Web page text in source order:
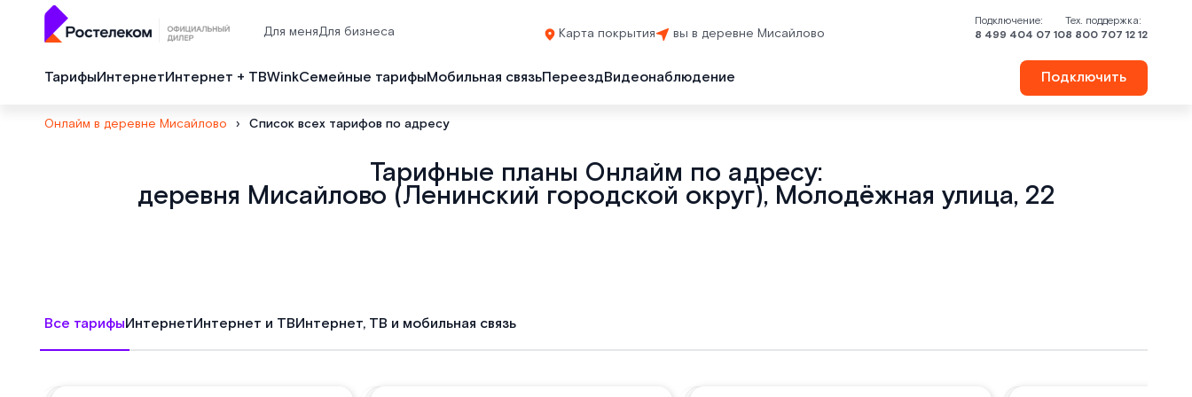
Для меняДля бизнеса Карта покрытия вы в деревне Мисайлово
Подключение:
8 499 404 07 10
Тех. поддержка:
8 800 707 12 12
ТарифыИнтернетИнтернет + ТВWinkСемейные тарифыМобильная связьПереездВидеонаблюдение Подключить
Онлайм в деревне Мисайлово › Список всех тарифов по адресу
Тарифные планы Онлайм по адресу:
деревня Мисайлово (Ленинский городской округ), Молодёжная улица, 22
Все тарифыИнтернетИнтернет и ТВИнтернет, ТВ и мобильная связь